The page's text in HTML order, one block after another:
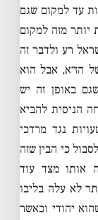
עד למקום שגם
מזה למקום
רע ולדבר זה
הז״א, אבל הוא
באופן זה יש
הניסית להביא
נגד מרדכי
כי הבין שזה
אותו מצד עוד
לא עלה בליבו
יהודי וכאשר